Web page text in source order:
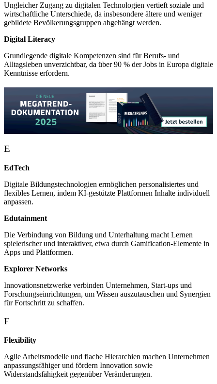
Ungleicher Zugang zu digitalen Technologien vertieft soziale und
wirtschaftliche Unterschiede, da insbesondere ältere und weniger
gebildete Bevölkerungsgruppen abgehängt werden.
Digital Literacy
Grundlegende digitale Kompetenzen sind für Berufs- und
Alltagsleben unverzichtbar, da über 90 % der Jobs in Europa digitale
Kenntnisse erfordern.
E
EdTech
Digitale Bildungstechnologien ermöglichen personalisiertes und
flexibles Lernen, indem KI-gestützte Plattformen Inhalte individuell
anpassen.
Edutainment
Die Verbindung von Bildung und Unterhaltung macht Lernen
spielerischer und interaktiver, etwa durch Gamification-Elemente in
Apps und Plattformen.
Explorer Networks
Innovationsnetzwerke verbinden Unternehmen, Start-ups und
Forschungseinrichtungen, um Wissen auszutauschen und Synergien
für Fortschritt zu schaffen.
F
Flexibility
Agile Arbeitsmodelle und flache Hierarchien machen Unternehmen
anpassungsfähiger und fördern Innovation sowie
Widerstandsfähigkeit gegenüber Veränderungen.